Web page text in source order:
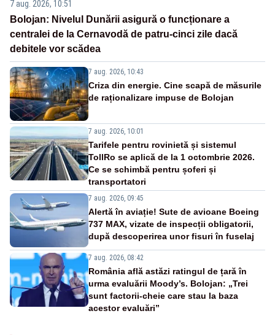
7 aug. 2026, 10:51
Bolojan: Nivelul Dunării asigură o funcționare a
centralei de la Cernavodă de patru-cinci zile dacă
debitele vor scădea
7 aug. 2026, 10:43
Criza din energie. Cine scapă de măsurile
de raționalizare impuse de Bolojan
7 aug. 2026, 10:01
Tarifele pentru rovinietă și sistemul
TollRo se aplică de la 1 octombrie 2026.
Ce se schimbă pentru șoferi și
transportatori
7 aug. 2026, 09:45
Alertă în aviație! Sute de avioane Boeing
737 MAX, vizate de inspecții obligatorii,
după descoperirea unor fisuri în fuselaj
7 aug. 2026, 08:42
România află astăzi ratingul de țară în
urma evaluării Moody’s. Bolojan: „Trei
sunt factorii-cheie care stau la baza
acestor evaluări”